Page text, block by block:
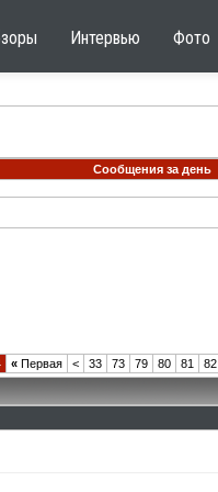
Интервью Фото
Сообщения за день
« Первая < 33 73 79 80 81 82